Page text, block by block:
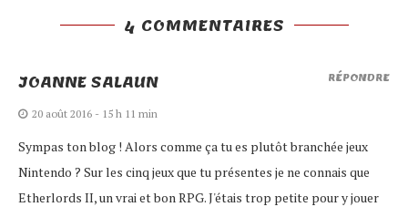
4 COMMENTAIRES
JOANNE SALAUN
20 août 2016 - 15 h 11 min
Sympas ton blog ! Alors comme ça tu es plutôt branchée jeux
Nintendo ? Sur les cinq jeux que tu présentes je ne connais que
Etherlords II, un vrai et bon RPG. J'étais trop petite pour y jouer
RÉPONDRE